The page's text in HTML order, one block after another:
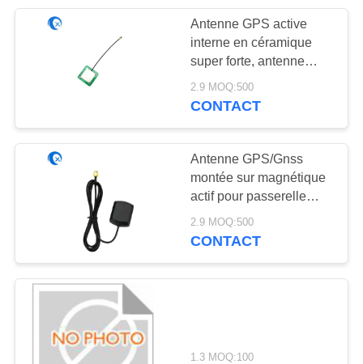
Antenne ultra à
large bande
8
Pièces en plastique
adaptées aux
besoins du client
6
Antenne GPS active
interne en céramique
super forte, antenne
céramique active GPS à
gain élevé de 22 dBi
2.9 MOQ:500
CONTACT
Antenne GPS/Gnss
montée sur magnétique
actif pour passerelle
4G/GPS/Gnss Ace-Gtw-
4G avec connecteur
2.9 MOQ:500
CONTACT
1.3 MOQ:100